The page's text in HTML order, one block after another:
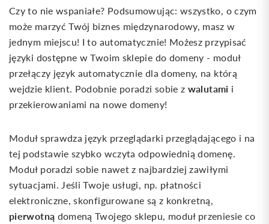
Czy to nie wspaniałe? Podsumowując: wszystko, o czym
może marzyć Twój biznes międzynarodowy, masz w
jednym miejscu! I to automatycznie! Możesz przypisać
języki dostępne w Twoim sklepie do domeny - moduł
przełączy język automatycznie dla domeny, na którą
wejdzie klient. Podobnie poradzi sobie z walutami i
przekierowaniami na nowe domeny!
Moduł sprawdza język przeglądarki przeglądającego i na
tej podstawie szybko wczyta odpowiednią domenę.
Moduł poradzi sobie nawet z najbardziej zawiłymi
sytuacjami. Jeśli Twoje usługi, np. płatności
elektroniczne, skonfigurowane są z konkretną,
pierwotną domeną Twojego sklepu, moduł przeniesie co